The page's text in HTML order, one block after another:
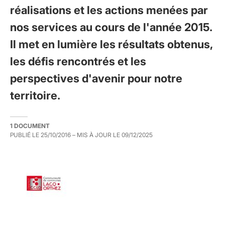
réalisations et les actions menées par
nos services au cours de l'année 2015.
Il met en lumière les résultats obtenus,
les défis rencontrés et les
perspectives d'avenir pour notre
territoire.
1 DOCUMENT
PUBLIÉ LE 25/10/2016 – MIS À JOUR LE 09/12/2025